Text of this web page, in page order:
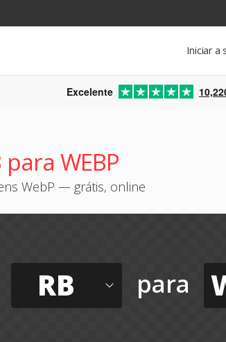
Iniciar a
Excelente
WEBP
WebP — grátis, online
RB para